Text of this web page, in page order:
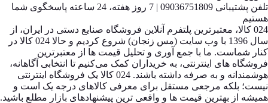
تلفن پشتیبانی 09036751809 | 7 روز هفته، 24 ساعته پاسخگوی شما
هستیم
024 کالا، معتبرترین پلتفرم آنلاین فروشگاه صنایع دستی در ایران، از
سال 1396 با وب سایت (مس زنجان) شروع کردیم و حالا 024 کالا در
کنار شماست. ما با جمع‌ آوری و تحلیل قیمت‌ ها از معتبرترین
فروشگاه‌ های اینترنتی، به خریداران کمک می‌کنیم تا انتخابی آگاهانه،
هوشمندانه و به‌ صرفه داشته باشند. 024 کالا یک فروشگاه اینترنتی
نیست؛ بلکه مرجعی مستقل برای معرفی کالاهای درجه یک است و
همیشه از بهترین قیمت‌ ها و واقعی‌ ترین پیشنهادهای بازار مطلع باشید.